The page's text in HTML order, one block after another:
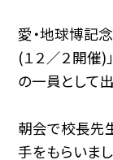
愛・地球博記
(１２／２開催)
の一員として
朝会で校長先
手をもらいま